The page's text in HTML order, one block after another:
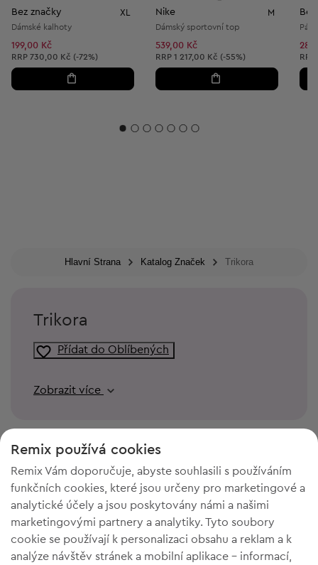
Bez značky XL
Dámské kalhoty
199,00 Kč
Doporučená cena:
RRP 730,00 Kč (-72%)
Nike M
Dámský sportovní top
539,00 Kč
Doporučená cena:
RRP 1 217,00 Kč (-55%) RRP
Hlavní Strana Katalog Značek Trikora
Trikora
Přídat do Oblíbených
Zobrazit více
POTŘEBUJETE PROSTOR VE
Remix používá cookies
Remix Vám doporučuje, abyste souhlasili s používáním
funkčních cookies, které jsou určeny pro marketingové a
analytické účely a jsou poskytovány námi a našimi
marketingovými partnery a analytiky. Tyto soubory
cookie se používají k personalizaci obsahu a reklam a k
analýze návštěv stránek a mobilní aplikace - informací,